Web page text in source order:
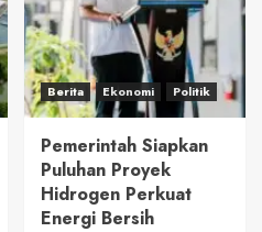
Berita Ekonomi Politik
Pemerintah Siapkan
Puluhan Proyek
Hidrogen Perkuat
Energi Bersih